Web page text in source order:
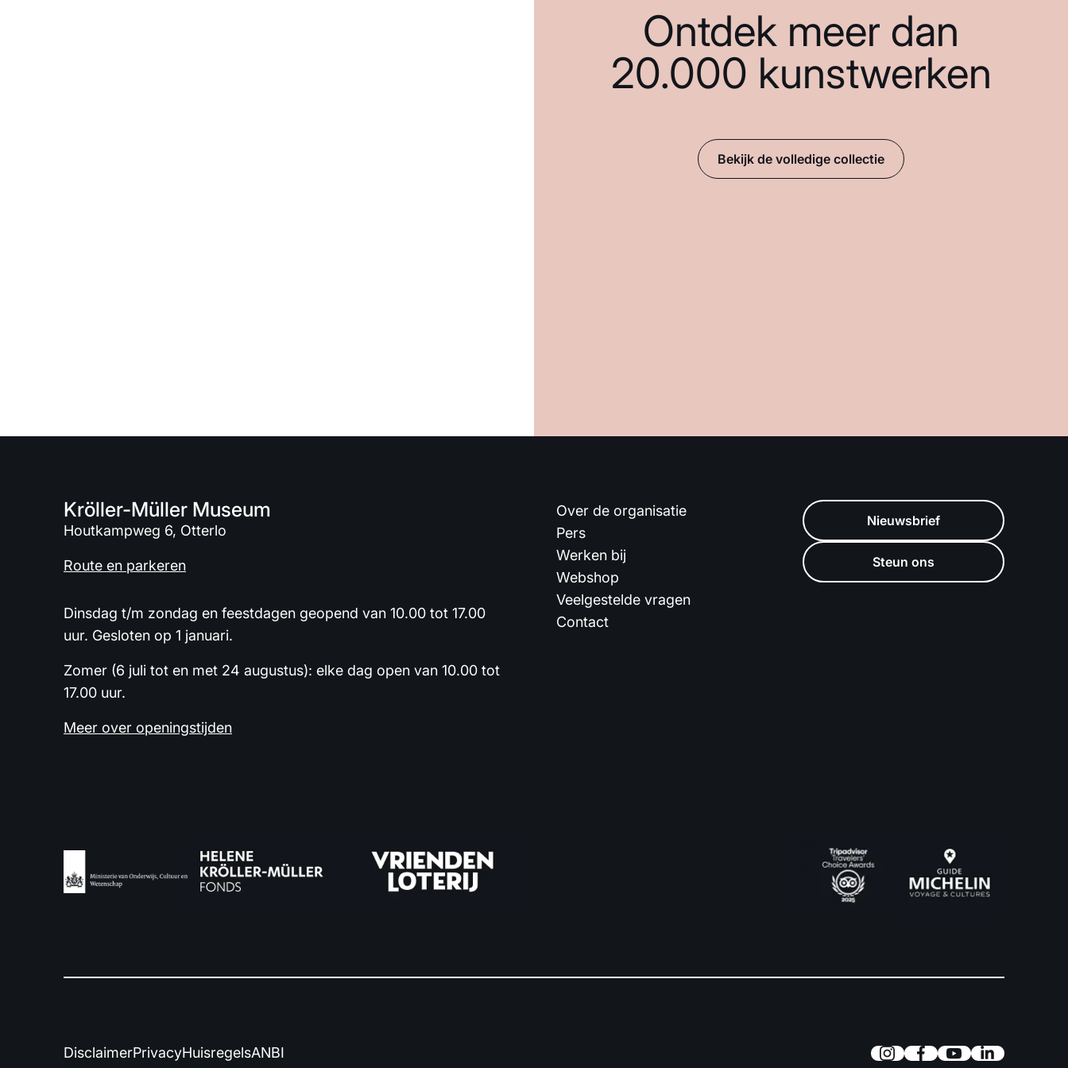
Ontdek meer dan
20.000 kunstwerken
Bekijk de volledige collectie
Kröller-Müller Museum
Houtkampweg 6, Otterlo
Route en parkeren
Dinsdag t/m zondag en feestdagen geopend van 10.00 tot 17.00
uur. Gesloten op 1 januari.
Zomer (6 juli tot en met 24 augustus): elke dag open van 10.00 tot
17.00 uur.
Meer over openingstijden
Over de organisatie
Pers
Werken bij
Webshop
Veelgestelde vragen
Contact
Nieuwsbrief
Steun ons
DisclaimerPrivacyHuisregelsANBI